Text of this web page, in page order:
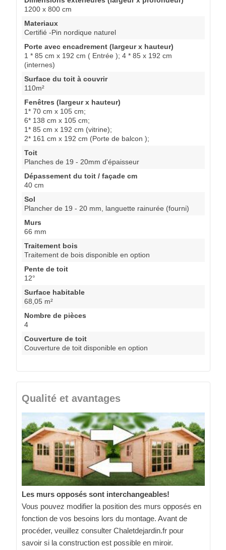
1200 x 800 cm
Materiaux
Certifié -Pin nordique naturel
Porte avec encadrement (largeur x hauteur)
1 * 85 cm x 192 cm ( Entrée ); 4 * 85 x 192 cm
(internes)
Surface du toit à couvrir
110m²
Fenêtres (largeur x hauteur)
1* 70 cm x 105 cm;
6* 138 cm x 105 cm;
1* 85 cm x 192 cm (vitrine);
2* 161 cm x 192 cm (Porte de balcon );
Toit
Planches de 19 - 20mm d'épaisseur
Dépassement du toit / façade cm
40 cm
Sol
Plancher de 19 - 20 mm, languette rainurée (fourni)
Murs
66 mm
Traitement bois
Traitement de bois disponible en option
Pente de toit
12°
Surface habitable
68,05 m²
Nombre de pièces
4
Couverture de toit
Couverture de toit disponible en option
Qualité et avantages
Les murs opposés sont interchangeables!
Vous pouvez modifier la position des murs opposés en
fonction de vos besoins lors du montage. Avant de
procéder, veuillez consulter Chaletdejardin.fr pour
savoir si la construction est possible en miroir.